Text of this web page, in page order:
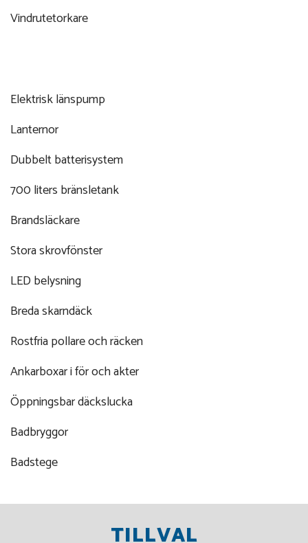
Vindrutetorkare
Elektrisk länspump
Lanternor
Dubbelt batterisystem
700 liters bränsletank
Brandsläckare
Stora skrovfönster
LED belysning
Breda skarndäck
Rostfria pollare och räcken
Ankarboxar i för och akter
Öppningsbar däckslucka
Badbryggor
Badstege
TILLVAL